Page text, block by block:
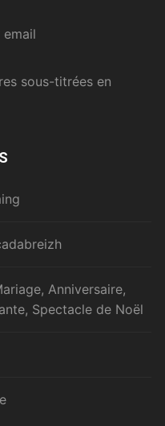
sous-titrées en
Anniversaire,
Spectacle de Noël